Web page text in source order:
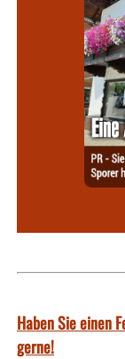
Haben Sie einen
gerne!